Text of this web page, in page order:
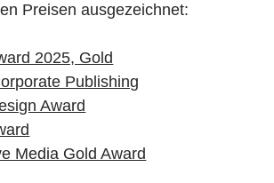
Preisen ausgezeichnet:
2025, Gold
Publishing
Award
Media Gold Award